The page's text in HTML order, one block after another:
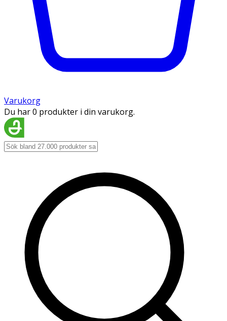
Varukorg
Du har 0 produkter i din varukorg.